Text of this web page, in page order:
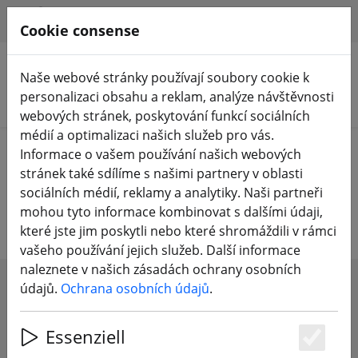
Hledat produkty
Home FPV drony RTF, BNF A PNP
FPV drony RTF, BNF a PNP
SHOW FILTERS
Cookie consense
Naše webové stránky používají soubory cookie k
personalizaci obsahu a reklam, analýze návštěvnosti
webových stránek, poskytování funkcí sociálních
médií a optimalizaci našich služeb pro vás.
Informace o vašem používání našich webových
stránek také sdílíme s našimi partnery v oblasti
sociálních médií, reklamy a analytiky. Naši partneři
mohou tyto informace kombinovat s dalšími údaji,
které jste jim poskytli nebo které shromáždili v rámci
vašeho používání jejich služeb. Další informace
naleznete v našich zásadách ochrany osobních
údajů. Ochrana osobních údajů.
Essenziell